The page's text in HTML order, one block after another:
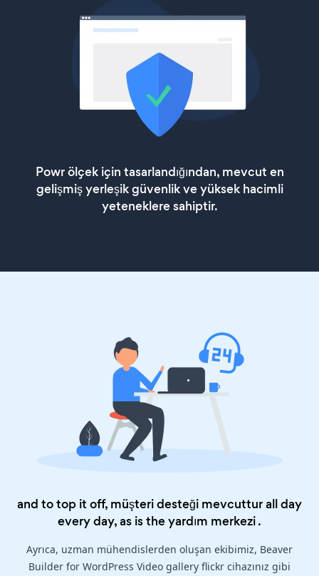
Powr ölçek için tasarlandığından, mevcut en
gelişmiş yerleşik güvenlik ve yüksek hacimli
yeteneklere sahiptir.
and to top it off, müşteri desteği mevcuttur all day
every day, as is theyardım merkezi.
Ayrıca, uzman mühendislerden oluşan ekibimiz, Beaver
Builder for WordPress Video gallery flickr cihazınız gibi